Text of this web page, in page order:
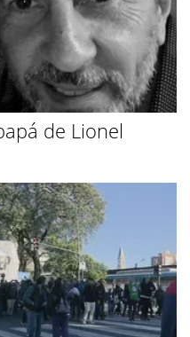
de Lionel